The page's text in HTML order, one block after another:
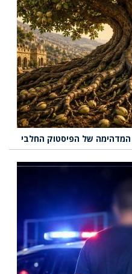
המדהימה של הפיסטוק החלבי